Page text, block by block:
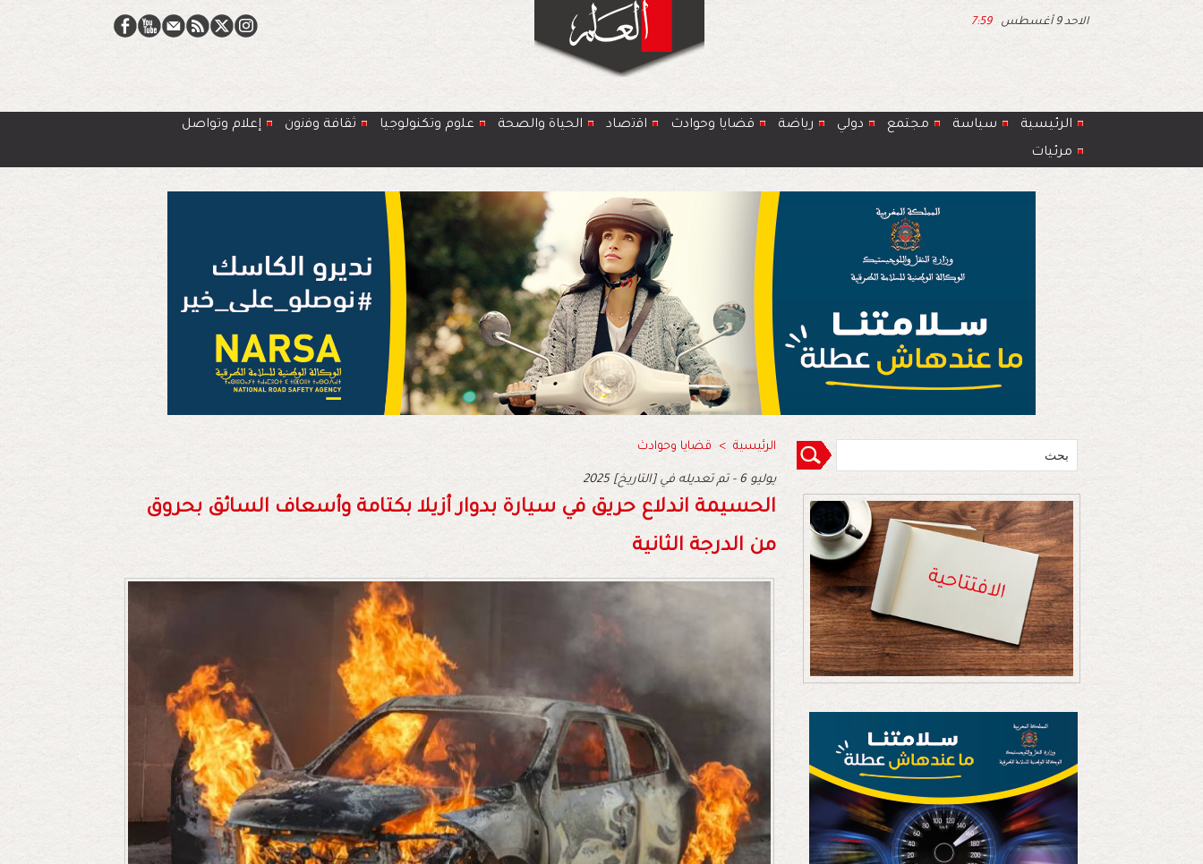
الاحد 9 أغسطس 7:59
الرئيسية سياسة مجتمع دولي رياضة قضايا وحوادث اﻗﺗﺻﺎد الحياة والصحة ﻋﻠوم وتكنولوجيا ﺛﻘﺎﻓﺔ وﻓﻧون
إعلام وتواصل
مرئيات
الرئيسية > قضايا وحوادث
2025 يوليو 6 - تم تعديله في [التاريخ]
الحسيمة اندلاع حريق في سيارة بدوار أزيلا بكتامة وأسعاف السائق بحروق
من الدرجة الثانية